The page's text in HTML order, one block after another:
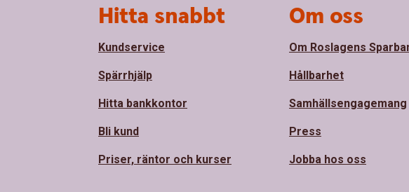
Hitta snabbt
Kundservice
Spärrhjälp
Hitta bankkontor
Bli kund
Priser, räntor och kurser
Om oss
Om Roslagens
Hållbarhet
Samhällsengagemang
Press
Jobba hos oss